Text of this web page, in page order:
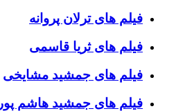
فیلم های ترلان پروانه
فیلم های ثریا قاسمی
فیلم های جمشید مشایخی
فیلم های جمشید هاشم پور